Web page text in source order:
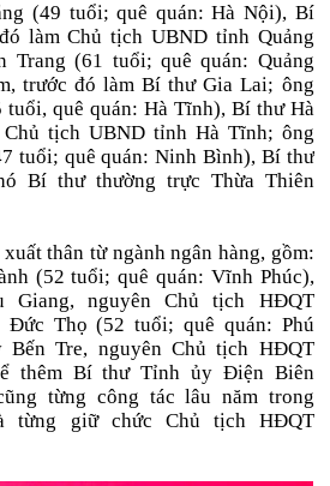
(49 tuổi; quê quán: Hà Nội), Bí
làm Chủ tịch UBND tỉnh Quảng
Trang (61 tuổi; quê quán: Quảng
trước đó làm Bí thư Gia Lai; ông
quê quán: Hà Tĩnh), Bí thư Hà
tịch UBND tỉnh Hà Tĩnh; ông
tuổi; quê quán: Ninh Bình), Bí thư
Bí thư thường trực Thừa Thiên
thân từ ngành ngân hàng, gồm:
(52 tuổi; quê quán: Vĩnh Phúc),
nguyên Chủ tịch HĐQT
Đức Thọ (52 tuổi; quê quán: Phú
Tre, nguyên Chủ tịch HĐQT
thêm Bí thư Tỉnh ủy Điện Biên
từng công tác lâu năm trong
từng giữ chức Chủ tịch HĐQT